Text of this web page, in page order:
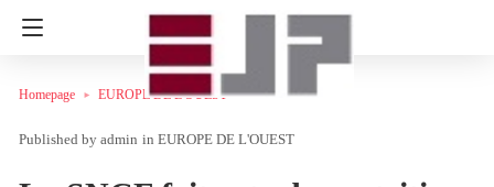
Homepage EUROPE DE L'OUEST
admin in EUROPE DE L'OUEST